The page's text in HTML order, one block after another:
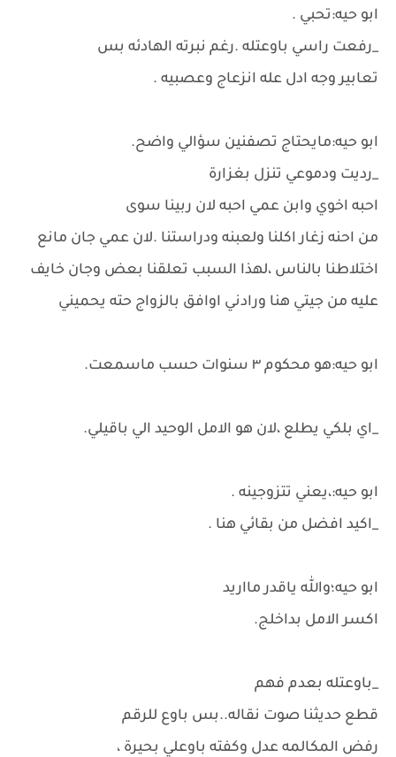
ابو حيه:تحبي .
_رفعت راسي باوعتله .رغم نبرته الهادئه بس
تعابير وجه ادل عله انزعاج وعصبيه .
ابو حيه:مايحتاج تصفنين سؤالي واضح.
_رديت ودموعي تنزل بغزارة
احبه اخوي وابن عمي احبه لان ربينا سوى
من احنه زغار اكلنا ولعبنه ودراستنا .لان عمي جان مانع
اختلاطنا بالناس ،لهذا السبب تعلقنا بعض وجان خايف
عليه من جيتي هنا ورادني اوافق بالزواج حته يحميني
ابو حيه:هو محكوم ٣ سنوات حسب ماسمعت.
_اي بلكي يطلع ،لان هو الامل الوحيد الي باقيلي.
ابو حيه:،يعني تتزوجينه .
_اكيد افضل من بقائي هنا .
ابو حيه؛والله ياقدر مااريد
اكسر الامل بداخلج.
_باوعتله بعدم فهم
قطع حديثنا صوت نقاله..بس باوع للرقم
رفض المكالمه عدل وكفته باوعلي بحيرة ،